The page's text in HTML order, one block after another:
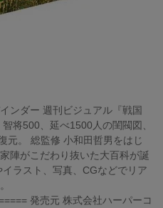
ンダー 週刊ビジュアル『戦国
将500、延べ1500人の閨閥図、
元。 総監修 小和田哲男をはじ
陣がこだわり抜いた大百科が誕
ラスト、写真、CGなどでリア
発売元 株式会社ハーパーコ